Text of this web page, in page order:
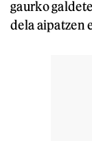
gaurko
dela aipatzen